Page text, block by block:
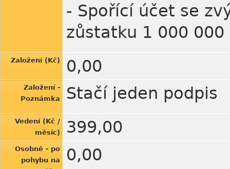
- Spořící účet se
zůstatku 1 000 000
Založení (Kč) 0,00
Založení -
Poznámka
Stačí jeden podpis
Vedení (Kč /
měsíc)
399,00
Osobně - po
pohybu na
0,00